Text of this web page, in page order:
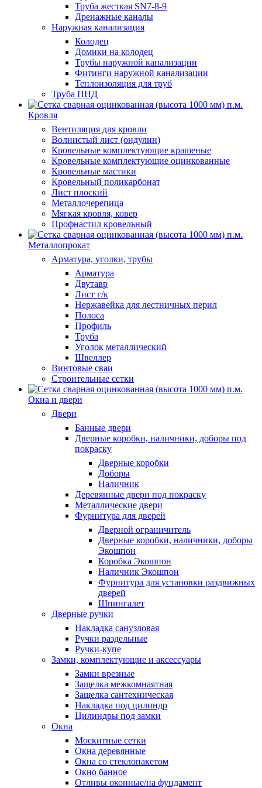
Труба жесткая SN7-8-9
Дренажные каналы
Наружная канализация
Колодец
Домики на колодец
Трубы наружной канализации
Фитинги наружной канализации
Теплоизоляция для труб
Труба ПНД
Кровля
Вентиляция для кровли
Волнистый лист (ондулин)
Кровельные комплектующие крашеные
Кровельные комплектующие оцинкованные
Кровельные мастики
Кровельный поликарбонат
Лист плоский
Металлочерепица
Мягкая кровля, ковер
Профнастил кровельный
Металлопрокат
Арматура, уголки, трубы
Арматура
Двутавр
Лист г/к
Нержавейка для лестничных перил
Полоса
Профиль
Труба
Уголок металлический
Швеллер
Винтовые сваи
Строительные сетки
Окна и двери
Двери
Банные двери
Дверные коробки, наличники, доборы под
покраску
Дверные коробки
Доборы
Наличник
Деревянные двери под покраску
Металлические двери
Фурнитура для дверей
Дверной ограничитель
Дверные коробки, наличники, доборы
Экошпон
Коробка Экошпон
Наличник Экошпон
Фурнитура для установки раздвижных
дверей
Шпингалет
Дверные ручки
Накладка санузловая
Ручки раздельные
Ручки-купе
Замки, комплектующие и аксессуары
Замки врезные
Защелка межкомнаятная
Защелка сантехническая
Накладка под цилиндр
Цилиндры под замки
Окна
Москитные сетки
Окна деревянные
Окна со стеклопакетом
Окно банное
Отливы оконные/на фундамент